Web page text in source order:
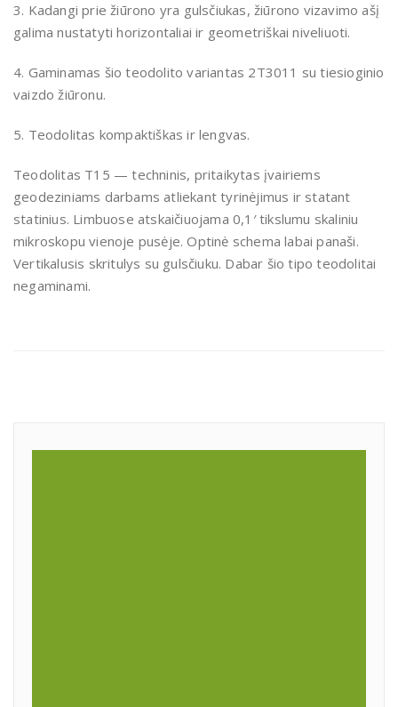
3. Kadangi prie žiūrono yra gulsčiukas, žiūrono vizavimo ašį
galima nustatyti horizontaliai ir geometriškai niveliuoti.
4. Gaminamas šio teodolito variantas 2T3011 su tiesioginio
vaizdo žiūronu.
5. Teodolitas kompaktiškas ir lengvas.
Teodolitas T15 — techninis, pritaikytas įvairiems
geodeziniams darbams atliekant tyrinėjimus ir statant
statinius. Limbuose atskaičiuojama 0,1′ tikslumu skaliniu
mikroskopu vienoje pusėje. Optinė schema labai panaši.
Vertikalusis skritulys su gulsčiuku. Dabar šio tipo teodolitai
negaminami.